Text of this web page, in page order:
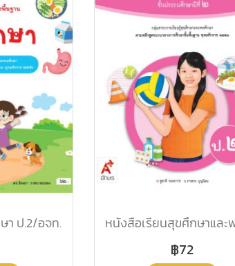
า ป.2/อจท.
฿72